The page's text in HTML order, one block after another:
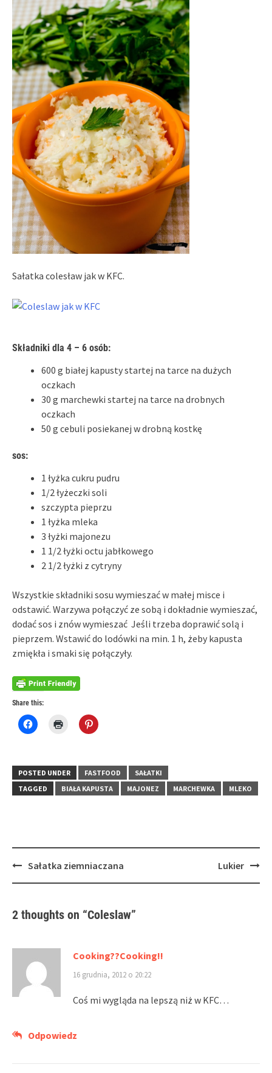
Sałatka colesław jak w KFC.
Składniki dla 4 – 6 osób:
600 g białej kapusty startej na tarce na dużych
oczkach
30 g marchewki startej na tarce na drobnych
oczkach
50 g cebuli posiekanej w drobną kostkę
sos:
1 łyżka cukru pudru
1/2 łyżeczki soli
szczypta pieprzu
1 łyżka mleka
3 łyżki majonezu
1 1/2 łyżki octu jabłkowego
2 1/2 łyżki z cytryny
Wszystkie składniki sosu wymieszać w małej misce i
odstawić. Warzywa połączyć ze sobą i dokładnie wymieszać,
dodać sos i znów wymieszać Jeśli trzeba doprawić solą i
pieprzem. Wstawić do lodówki na min. 1 h, żeby kapusta
zmiękła i smaki się połączyły.
Share this:
Click
to
in
new
window)
Click
window)
Click
to
in
new
window)
POSTED UNDER FASTFOOD
SAŁATKI
TAGGED
BIAŁA KAPUSTA MAJONEZ MARCHEWKA MLEKO
PostSałatka ziemniaczana Lukier
2 thoughts on “Coleslaw”
Cooking??Cooking!!
16 grudnia, 2012 o 20:22
Coś mi wygląda na lepszą niż w KFC…
Odpowiedz